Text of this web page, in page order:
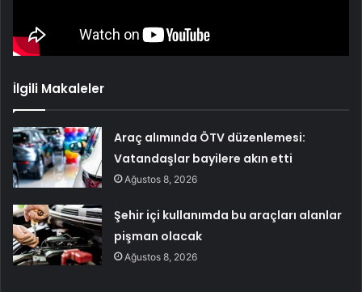
İlgili Makaleler
Araç alımında ÖTV düzenlemesi:
Vatandaşlar bayilere akın etti
Ağustos 8, 2026
Şehir içi kullanımda bu araçları alanlar
pişman olacak
Ağustos 8, 2026